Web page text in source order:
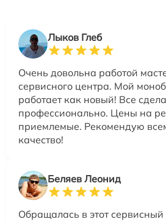
Лыков Глеб
Очень довольна работой
сервисного центра. Мой
работает как новый! Все
профессионально. Цены на
приемлемые. Рекомендую
качество!
Беляев Леонид
Обращалась в этот сервисный